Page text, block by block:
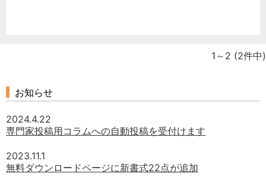
1～2 (2件中)
お知らせ
2024.4.22
専門家投稿用コラムへの自動投稿を受付けます
2023.11.1
無料ダウンロードページに新書式22点が追加